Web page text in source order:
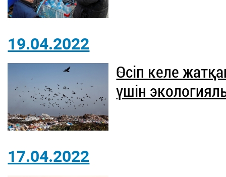
19.04.2022
Өсіп келе
үшін
17.04.2022